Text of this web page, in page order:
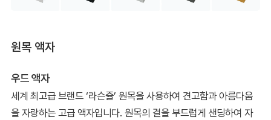
원목 액자
우드 액자
세계 최고급 브랜드 ‘라슨쥴’ 원목을 사용하여 견고함과 아름다움
을 자랑하는 고급 액자입니다. 원목의 결을 부드럽게 샌딩하여 자